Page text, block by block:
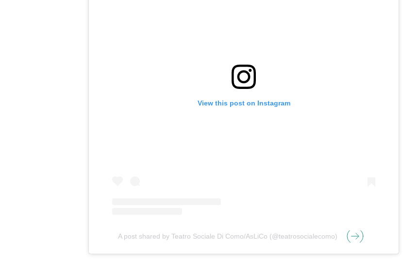
View this post on Instagram
A post shared by Teatro Sociale Di Como/AsLiCo (@teatrosocialecomo)